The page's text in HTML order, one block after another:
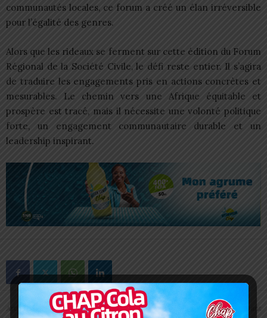
communautés locales, ce forum a créé un élan irréversible
pour l’égalité des genres.
Alors que les rideaux se ferment sur cette édition du Forum
Régional de la Société Civile, le défi reste entier. Il s’agira
de traduire les engagements pris en actions concrètes et
mesurables. Le chemin vers une Afrique équitable et
prospère est tracé, mais il nécessite une volonté politique
forte, un engagement communautaire durable et un
leadership inspirant.
Article précédent Article suivant